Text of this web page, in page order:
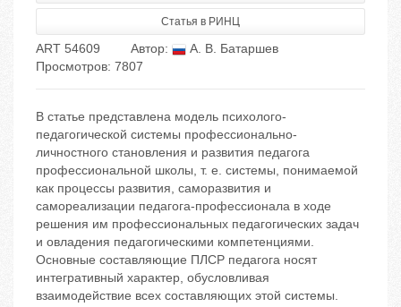
Статья в РИНЦ
ART 54609 Автор:
А. В. Батаршев
Просмотров: 7807
В статье представлена модель психолого-
педагогической системы профессионально-
личностного становления и развития педагога
профессиональной школы, т. е. системы, понимаемой
как процессы развития, саморазвития и
самореализации педагога-профессионала в ходе
решения им профессиональных педагогических задач
и овладения педагогическими компетенциями.
Основные составляющие ПЛСР педагога носят
интегративный характер, обусловливая
взаимодействие всех составляющих этой системы.